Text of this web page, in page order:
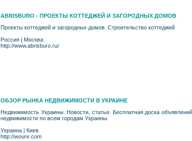
ABRISBURO - ПРОЕКТЫ КОТТЕДЖЕЙ И ЗАГОРОДНЫХ ДОМОВ
Проекты коттеджей и загородных домов. Строительство коттеджей
Россия | Москва
http://www.abrisburo.ru/
ОБЗОР РЫНКА НЕДВИЖИМОСТИ В УКРАИНЕ
Недвижимость Украины. Новости, статьи. Бесплатная доска
недвижимости по всем городам Украины.
Украина | Киев
http://woure.com